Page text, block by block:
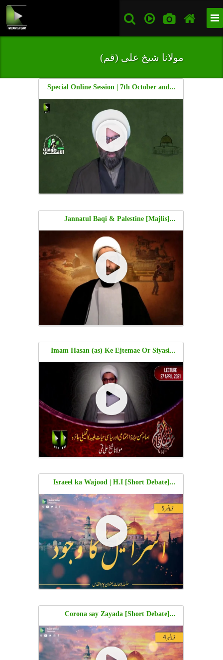
مولانا شیخ علی (قم)
...Special Online Session | 7th October and
The New World Order | Shaykh Ali Qomi |
...[Majlis] Jannatul Baqi & Palestine
Intifada | Shaykh Ali Qumi | Urdu
...Imam Hasan (as) Ke Ejtemae Or Siyasi
Hayat Tayyaba Ka Tehleeli Jaeza |
Moulana Shaykh Ali Qumi | Urdu
...[Short Debate] Israeel ka Wajood | H.I
Sayyid Zair Abbas & Molana Shaykh Ali
...[Short Debate] Corona say Zayada
Khatarnak Virus | H.I Sayyid Zair Abbas
& Molana Shaykh Ali